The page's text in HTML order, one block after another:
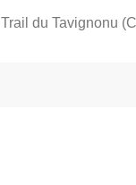
Trail du Tavignonu